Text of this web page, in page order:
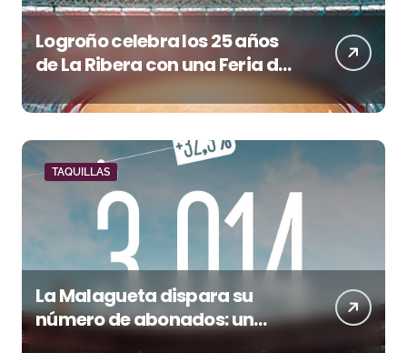
Logroño celebra los 25 años
de La Ribera con una Feria de
San Mateo de máxima
categoría
TAQUILLAS
La Malagueta dispara su
número de abonados: un